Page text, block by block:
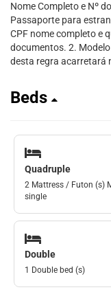
Nome Completo e Nº
Passaporte para
CPF nome completo e
documentos. 2.
desta regra acarretará
Beds
Quadruple
2 Mattress / Futon (s)
single
Double
1 Double bed (s)